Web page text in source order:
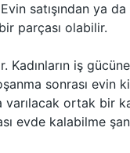
satışından ya
parçası olabilir.
iş gücüne
sonrası evin
varılacak ortak bir
evde kalabilme